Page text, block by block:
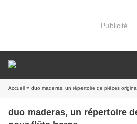
Publicité
Accueil » duo maderas, un répertoire de pièces
duo maderas, un répertoire